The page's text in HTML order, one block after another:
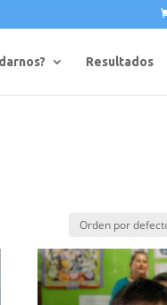
Resultados